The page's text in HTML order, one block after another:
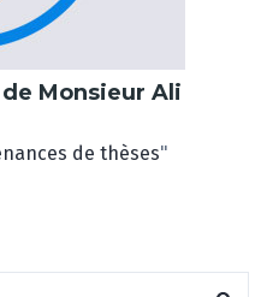
Monsieur Ali
de thèses"